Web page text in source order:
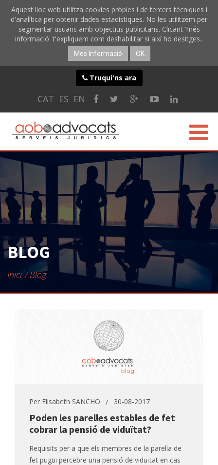
Aquest lloc web utilitza cookies pròpies i de tercers tècniques i
d'analítica per obtenir dades estadístiques. No les utilitzem per
segmentar usuaris amb objectius publicitaris. Clicant 'més
informació' t'expliquem com deshabilitar si així ho desitges..
Més Informació OK
Truqui'ns ara
CAT ES EN
CONÈIXER-NOS
SERVEIS ONLINE
BLOG
BLOG
Inici Blog
Per Elisabeth SANCHO 30-08-2017
Poden les parelles estables de fet
cobrar la pensió de viduïtat?
Requisits per a que els membres de la parella de
fet pugui percebre una pensió de viduïtat en cas